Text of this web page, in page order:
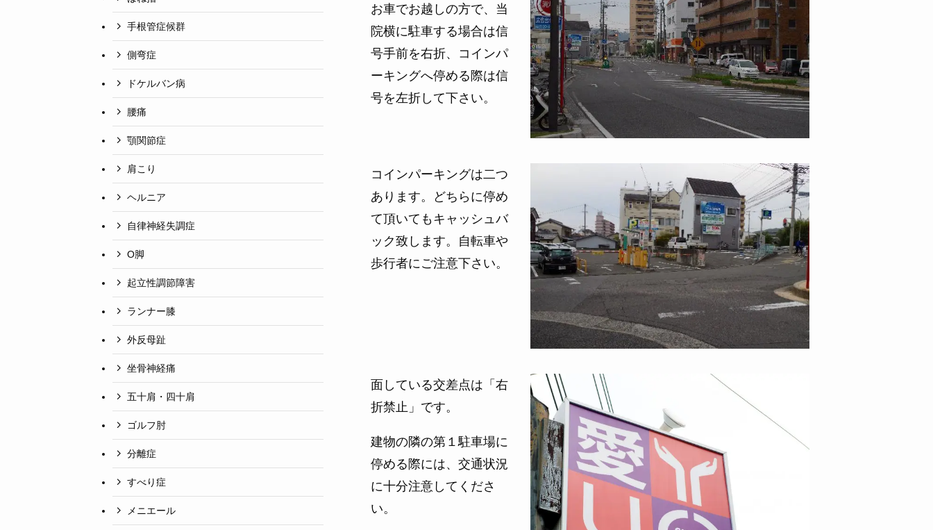
お車でお越しの方で、当
院横に駐車する場合は信
号手前を右折、コインパ
ーキングへ停める際は信
号を左折して下さい。
コインパーキングは二つ
あります。どちらに停め
て頂いてもキャッシュバ
ック致します。自転車や
歩行者にご注意下さい。
面している交差点は「右
折禁止」です。
建物の隣の第１駐車場に
停める際には、交通状況
に十分注意してくださ
い。
手根管症候群
側弯症
ドケルバン病
腰痛
顎関節症
肩こり
ヘルニア
自律神経失調症
O脚
起立性調節障害
ランナー膝
外反母趾
坐骨神経痛
五十肩・四十肩
ゴルフ肘
分離症
すべり症
メニエール